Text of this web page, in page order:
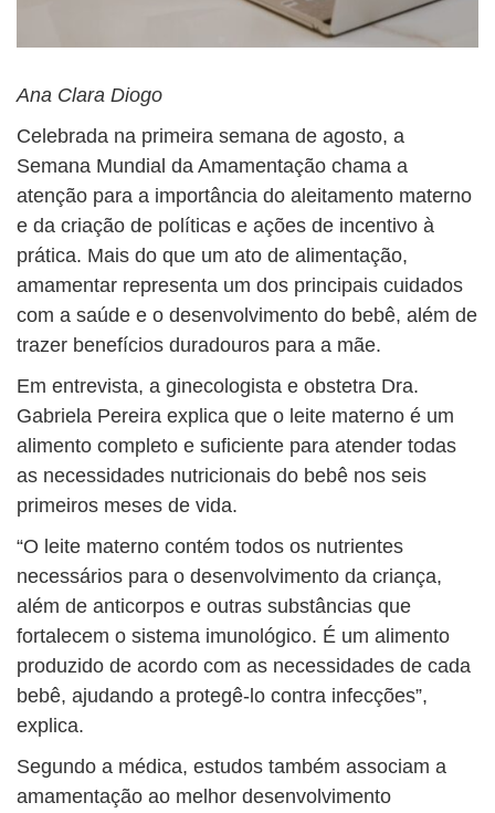
Ana Clara Diogo
Celebrada na primeira semana de agosto, a
Semana Mundial da Amamentação chama a
atenção para a importância do aleitamento materno
e da criação de políticas e ações de incentivo à
prática. Mais do que um ato de alimentação,
amamentar representa um dos principais cuidados
com a saúde e o desenvolvimento do bebê, além de
trazer benefícios duradouros para a mãe.
Em entrevista, a ginecologista e obstetra Dra.
Gabriela Pereira explica que o leite materno é um
alimento completo e suficiente para atender todas
as necessidades nutricionais do bebê nos seis
primeiros meses de vida.
“O leite materno contém todos os nutrientes
necessários para o desenvolvimento da criança,
além de anticorpos e outras substâncias que
fortalecem o sistema imunológico. É um alimento
produzido de acordo com as necessidades de cada
bebê, ajudando a protegê-lo contra infecções”,
explica.
Segundo a médica, estudos também associam a
amamentação ao melhor desenvolvimento